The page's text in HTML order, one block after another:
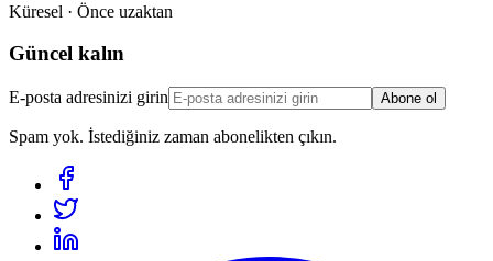
Küresel · Önce uzaktan
Güncel kalın
E-posta adresinizi girin Abone ol
Spam yok. İstediğiniz zaman abonelikten çıkın.